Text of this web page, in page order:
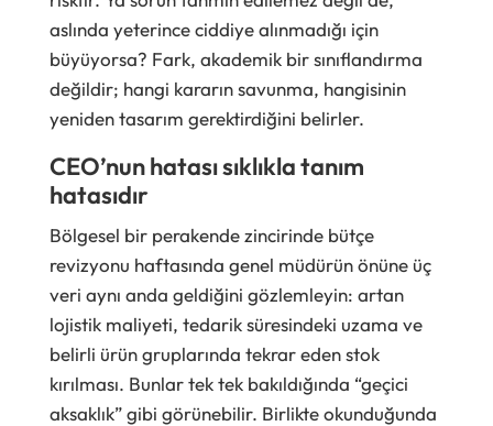
aslında yeterince ciddiye alınmadığı için
büyüyorsa? Fark, akademik bir sınıflandırma
değildir; hangi kararın savunma, hangisinin
yeniden tasarım gerektirdiğini belirler.
CEO’nun hatası sıklıkla tanım
hatasıdır
Bölgesel bir perakende zincirinde bütçe
revizyonu haftasında genel müdürün önüne üç
veri aynı anda geldiğini gözlemleyin: artan
lojistik maliyeti, tedarik süresindeki uzama ve
belirli ürün gruplarında tekrar eden stok
kırılması. Bunlar tek tek bakıldığında “geçici
aksaklık” gibi görünebilir. Birlikte okunduğunda